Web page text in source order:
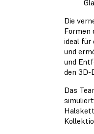
Die
Formen
ideal für
und
und
den 3D-
Das